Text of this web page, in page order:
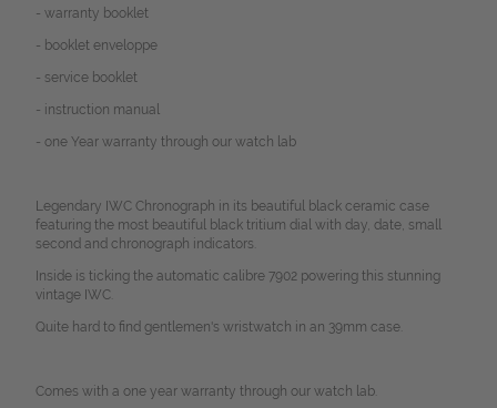
- warranty booklet
- booklet enveloppe
- service booklet
- instruction manual
- one Year warranty through our watch lab
Legendary IWC Chronograph in its beautiful black ceramic case
featuring the most beautiful black tritium dial with day, date, small
second and chronograph indicators.
Inside is ticking the automatic calibre 7902 powering this stunning
vintage IWC.
Quite hard to find gentlemen's wristwatch in an 39mm case.
Comes with a one year warranty through our watch lab.